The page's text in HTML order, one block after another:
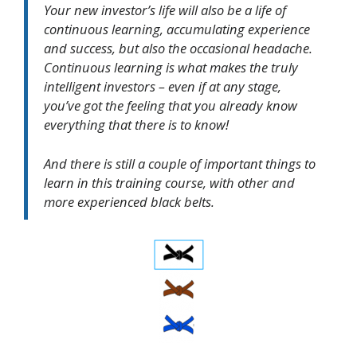
Your new investor’s life will also be a life of
continuous learning, accumulating experience
and success, but also the occasional headache.
Continuous learning is what makes the truly
intelligent investors – even if at any stage,
you’ve got the feeling that you already know
everything that there is to know!
And there is still a couple of important things to
learn in this training course, with other and
more experienced black belts.